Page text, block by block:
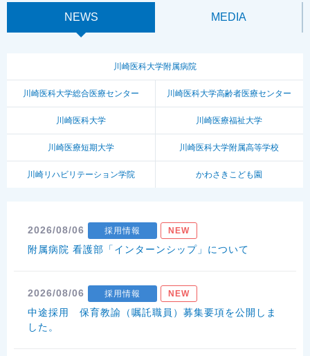
NEWS MEDIA
川崎医科大学附属病院
川崎医科大学総合医療センター 川崎医科大学高齢者医療センター
川崎医科大学 川崎医療福祉大学
川崎医療短期大学 川崎医科大学附属高等学校
川崎リハビリテーション学院 かわさきこども園
2026/08/06 採用情報 NEW
附属病院 看護部「インターンシップ」について
2026/08/06 採用情報 NEW
中途採用 保育教諭（嘱託職員）募集要項を公開しま
した。